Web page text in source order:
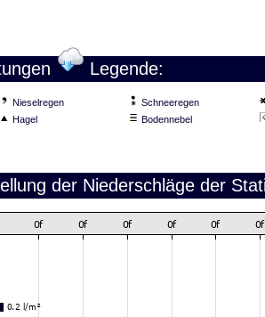
Legende:
Nieselregen
Schneeregen
Hagel
Bodennebel
der Niederschläge der